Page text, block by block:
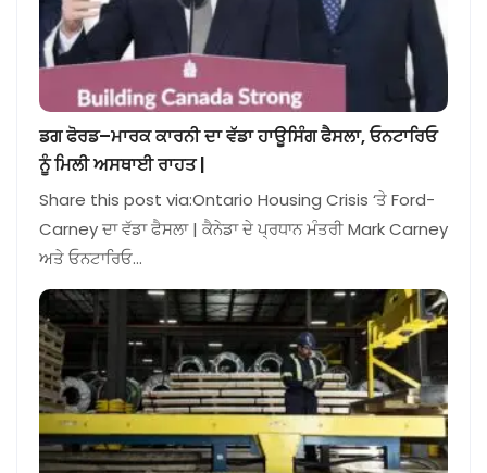
ਡਗ ਫੋਰਡ–ਮਾਰਕ ਕਾਰਨੀ ਦਾ ਵੱਡਾ ਹਾਊਸਿੰਗ ਫੈਸਲਾ, ਓਨਟਾਰਿਓ
ਨੂੰ ਮਿਲੀ ਅਸਥਾਈ ਰਾਹਤ |
Share this post via:Ontario Housing Crisis ‘ਤੇ Ford-
Carney ਦਾ ਵੱਡਾ ਫੈਸਲਾ | ਕੈਨੇਡਾ ਦੇ ਪ੍ਰਧਾਨ ਮੰਤਰੀ Mark Carney
ਅਤੇ ਓਨਟਾਰਿਓ…